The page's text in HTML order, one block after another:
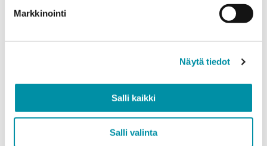
Markkinointi
Näytä tiedot
Salli kaikki
Salli valinta
joustavuutta ja siisteyttä